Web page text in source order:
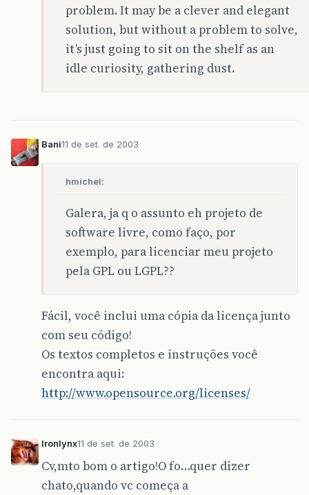
problem. It may be a clever and elegant
solution, but without a problem to solve,
it’s just going to sit on the shelf as an
idle curiosity, gathering dust.
Bani11 de set. de 2003
hmichel:
Galera, ja q o assunto eh projeto de
software livre, como faço, por
exemplo, para licenciar meu projeto
pela GPL ou LGPL??
Fácil, você inclui uma cópia da licença junto
com seu código!
Os textos completos e instruções você
encontra aqui:
http://www.opensource.org/licenses/
Ironlynx11 de set. de 2003
Cv,mto bom o artigo!O fo…quer dizer
chato,quando vc começa a